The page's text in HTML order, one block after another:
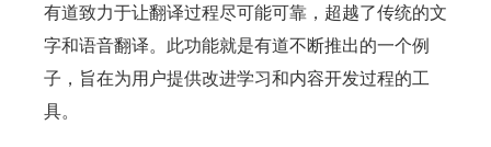
有道致力于让翻译过程尽可能可靠，超越了传统的文
字和语音翻译。此功能就是有道不断推出的一个例
子，旨在为用户提供改进学习和内容开发过程的工
具。